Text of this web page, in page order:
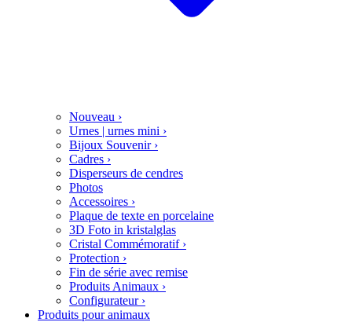
Nouveau ›
Urnes | urnes mini ›
Bijoux Souvenir ›
Cadres ›
Disperseurs de cendres
Photos
Accessoires ›
Plaque de texte en porcelaine
3D Foto in kristalglas
Cristal Commémoratif ›
Protection ›
Fin de série avec remise
Produits Animaux ›
Configurateur ›
Produits pour animaux